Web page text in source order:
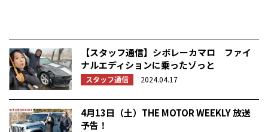
【スタッフ通信】シボレーカマロ ファイ
ナルエディションに乗ったゾっと
スタッフ通信 2024.04.17
4月13日（土）THE MOTOR WEEKLY 放送
予告！